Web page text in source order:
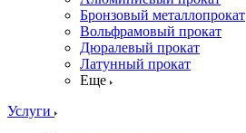
Бронзовый металлопрокат
Вольфрамовый прокат
Дюралевый прокат
Латунный прокат
Еще
Услуги